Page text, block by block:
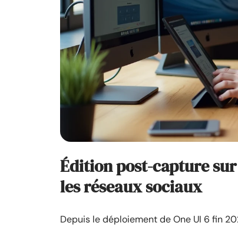
Édition post-capture sur
les réseaux sociaux
Depuis le déploiement de One UI 6 fin